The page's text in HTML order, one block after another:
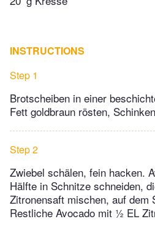
INSTRUCTIONS
Step 1
Brotscheiben in einer
Fett goldbraun rösten,
Step 2
Zwiebel schälen, fein hacken.
Hälfte in Schnitze schneiden,
Zitronensaft mischen, auf dem
Restliche Avocado mit ½ EL